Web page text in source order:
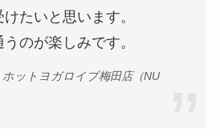
たいと思います。
のが楽しみです。
ットヨガロイブ梅田店（NU